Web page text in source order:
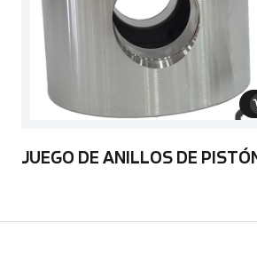
JUEGO DE ANILLOS DE